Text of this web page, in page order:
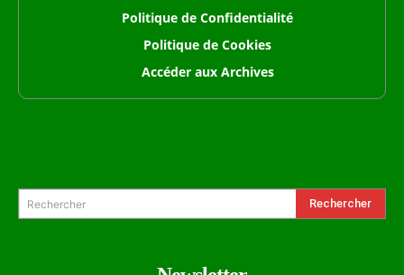
Politique de Confidentialité
Politique de Cookies
Accéder aux Archives
Rechercher Rechercher